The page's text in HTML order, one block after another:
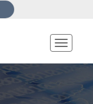
Toggle